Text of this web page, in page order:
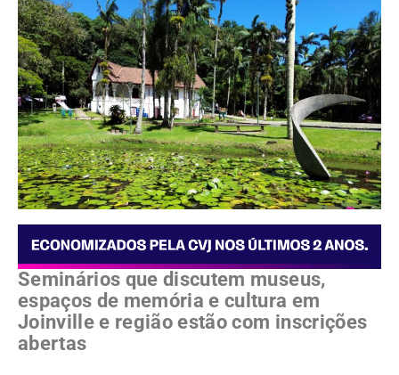
Seminários que discutem museus,
espaços de memória e cultura em
Joinville e região estão com inscrições
abertas